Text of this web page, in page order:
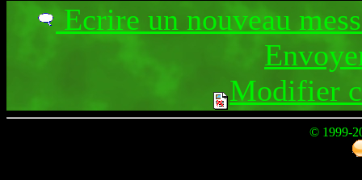
Ecrire un nouveau
Modifier
© 1999-